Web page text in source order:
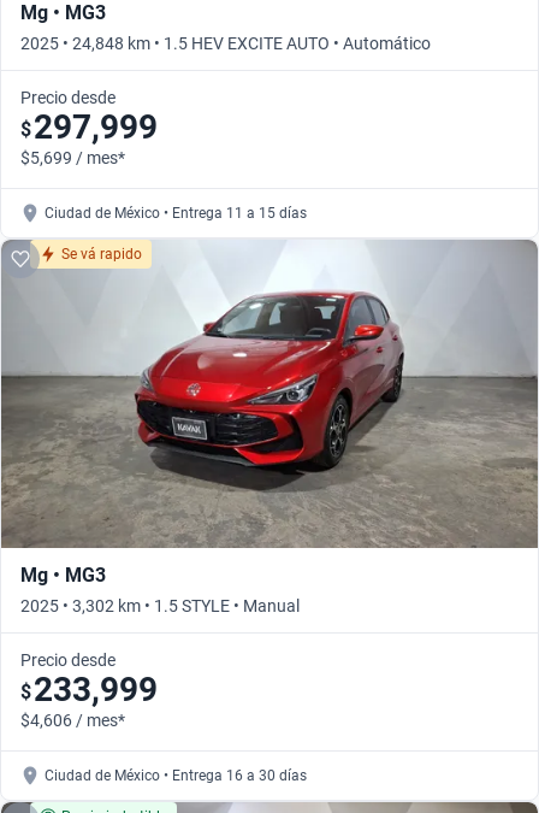
Mg • MG3
2025 • 24,848 km • 1.5 HEV EXCITE AUTO • Automático
Precio desde
$297,999
$5,699 / mes*
Ciudad de México • Entrega 11 a 15 días
Se vá rapido
Mg • MG3
2025 • 3,302 km • 1.5 STYLE • Manual
Precio desde
$233,999
$4,606 / mes*
Ciudad de México • Entrega 16 a 30 días